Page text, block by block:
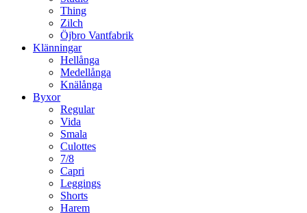
Thing
Zilch
Öjbro Vantfabrik
Klänningar
Hellånga
Medellånga
Knälånga
Byxor
Regular
Vida
Smala
Culottes
7/8
Capri
Leggings
Shorts
Harem